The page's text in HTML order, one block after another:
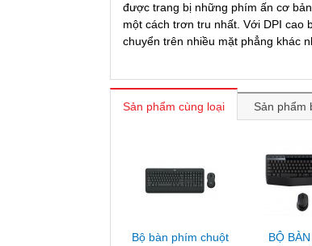
được trang bị những phím ấn cơ
một cách trơn tru nhất. Với DPI cao
chuyển trên nhiều mặt phẳng khác
Sản phẩm cùng loại Sản phẩm
Bộ bàn phím chuột
BỘ